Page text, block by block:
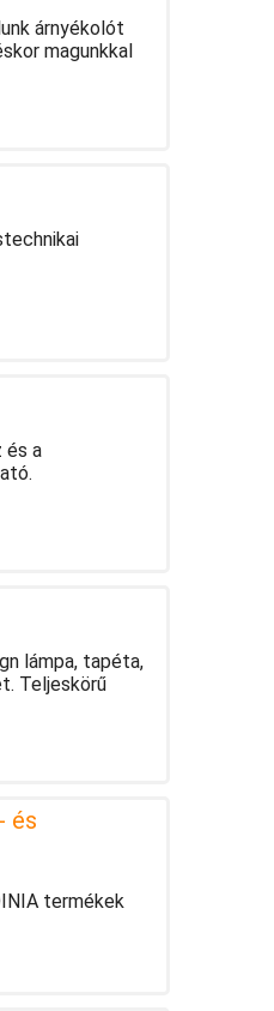
árnyékolót
magunkkal
és a
lámpa, tapéta,
Teljeskörű
és
termékek